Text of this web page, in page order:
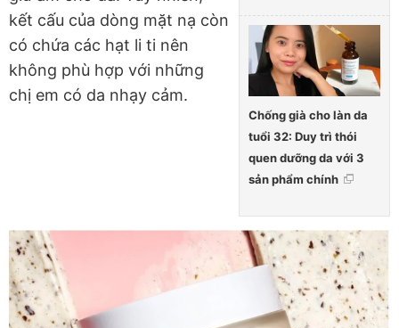
Chống già cho làn da
tuổi 32: Duy trì thói
quen dưỡng da với 3
sản phẩm chính
kết cấu của dòng mặt nạ còn
có chứa các hạt li ti nên
không phù hợp với những
chị em có da nhạy cảm.